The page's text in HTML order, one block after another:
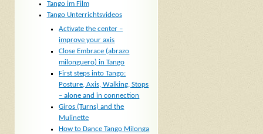
Tango im Film
Tango Unterrichtsvideos
Activate the center –
improve your axis
Close Embrace (abrazo
milonguero) in Tango
First steps into Tango:
Posture, Axis, Walking, Stops
– alone and in connection
Giros (Turns) and the
Mulinette
How to Dance Tango Milonga